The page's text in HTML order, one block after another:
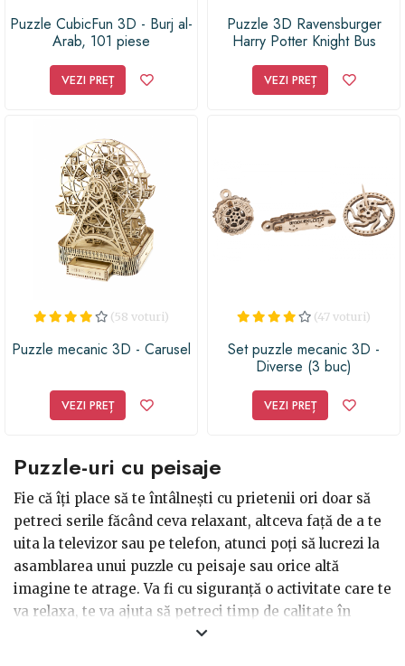
Puzzle CubicFun 3D - Burj al-
Arab, 101 piese
VEZI PREȚ
Puzzle 3D Ravensburger
Harry Potter Knight Bus
VEZI PREȚ
(58 voturi)
Puzzle mecanic 3D - Carusel
VEZI PREȚ
(47 voturi)
Set puzzle mecanic 3D -
Diverse (3 buc)
VEZI PREȚ
Puzzle-uri cu peisaje
Fie că îți place să te întâlnești cu prietenii ori doar să
petreci serile făcând ceva relaxant, altceva față de a te
uita la televizor sau pe telefon, atunci poți să lucrezi la
asamblarea unui puzzle cu peisaje sau orice altă
imagine te atrage. Va fi cu siguranță o activitate care te
va relaxa, te va ajuta să petreci timp de calitate în
familie dar și să faci un cadou interesant și deosebit